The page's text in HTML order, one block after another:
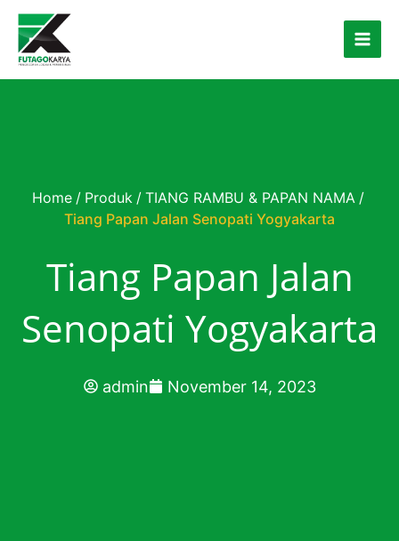
Skip to content
Home / Produk / TIANG RAMBU & PAPAN NAMA /
Tiang Papan Jalan Senopati Yogyakarta
Tiang Papan Jalan
Senopati Yogyakarta
admin November 14, 2023